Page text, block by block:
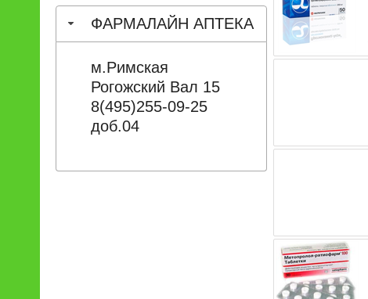
ФАРМАЛАЙН АПТЕКА
м.Римская
Рогожский Вал 15
8(495)255-09-25
доб.04